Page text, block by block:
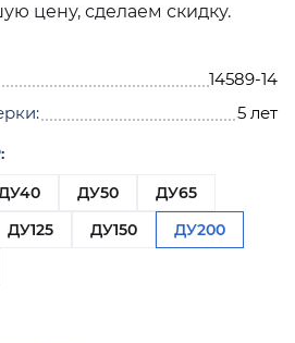
цену, сделаем скидку.
14589-14
5 лет
ДУ50
ДУ65
ДУ125 ДУ150
ДУ200